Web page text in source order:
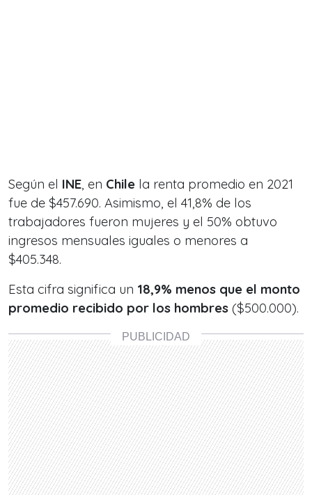
Según el INE, en Chile la renta promedio en 2021
fue de $457.690. Asimismo, el 41,8% de los
trabajadores fueron mujeres y el 50% obtuvo
ingresos mensuales iguales o menores a
$405.348.
Esta cifra significa un 18,9% menos que el monto
promedio recibido por los hombres ($500.000).